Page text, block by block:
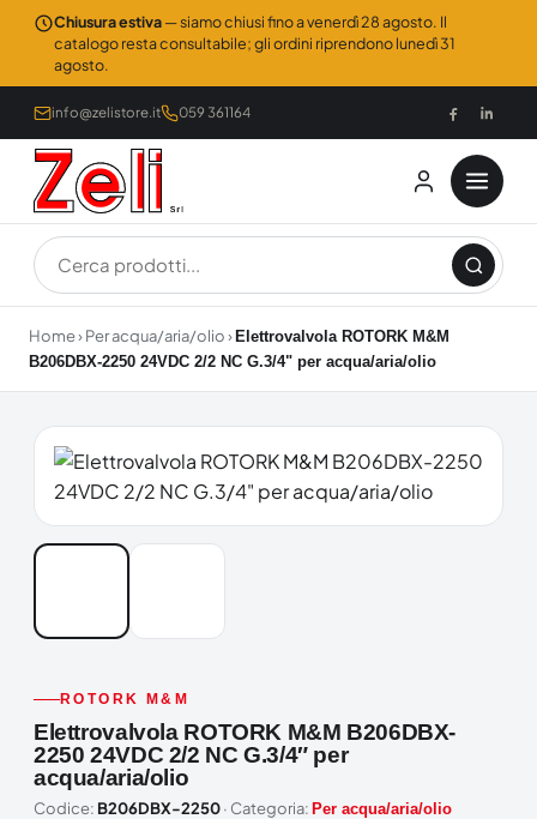
Chiusura estiva— siamo chiusi fino a venerdì 28 agosto. Il
catalogo resta consultabile; gli ordini riprendono lunedì 31
agosto.
info@zelistore.it 059 361164
Home›Per acqua/aria/olio› Elettrovalvola ROTORK M&M
B206DBX-2250 24VDC 2/2 NC G.3/4" per acqua/aria/olio
ROTORK M&M
Elettrovalvola ROTORK M&M B206DBX-
2250 24VDC 2/2 NC G.3/4″ per
acqua/aria/olio
Codice: B206DBX-2250· Categoria: Per acqua/aria/olio